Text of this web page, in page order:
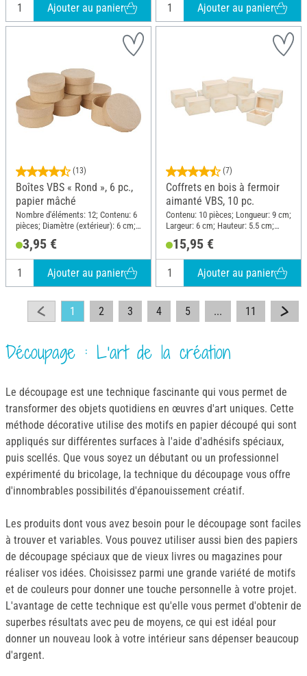
Ajouter au panier Ajouter au panier
(13)
Boîtes VBS « Rond », 6 pc.,
papier mâché
Nombre d'éléments: 12; Contenu: 6
pièces; Diamètre (extérieur): 6 cm;
mâché
3,95 €
Ajouter au panier
(7)
Coffrets en bois à fermoir
aimanté VBS, 10 pc.
Contenu: 10 pièces; Longueur: 9 cm;
Largeur: 6 cm; Hauteur: 5.5 cm;
15,95 €
Ajouter au panier
1 2 3 4 5 ... 11
Découpage : L'art de la création
Le découpage est une technique fascinante qui vous permet de
transformer des objets quotidiens en œuvres d'art uniques. Cette
méthode décorative utilise des motifs en papier découpé qui sont
appliqués sur différentes surfaces à l'aide d'adhésifs spéciaux,
puis scellés. Que vous soyez un débutant ou un professionnel
expérimenté du bricolage, la technique du découpage vous offre
d'innombrables possibilités d'épanouissement créatif.
Les produits dont vous avez besoin pour le découpage sont faciles
à trouver et variables. Vous pouvez utiliser aussi bien des papiers
de découpage spéciaux que de vieux livres ou magazines pour
réaliser vos idées. Choisissez parmi une grande variété de motifs
et de couleurs pour donner une touche personnelle à votre projet.
L'avantage de cette technique est qu'elle vous permet d'obtenir de
superbes résultats avec peu de moyens, ce qui est idéal pour
donner un nouveau look à votre intérieur sans dépenser beaucoup
d'argent.